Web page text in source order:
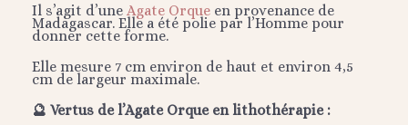
Il s’agit d’une Agate Orque en provenance de
Madagascar. Elle a été polie par l’Homme pour
donner cette forme.
Elle mesure 7 cm environ de haut et environ 4,5
cm de largeur maximale.
🔮 Vertus de l’Agate Orque en lithothérapie :